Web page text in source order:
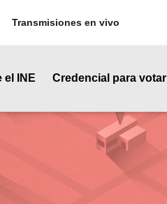
Transmisiones en vivo
el INE Credencial para votar